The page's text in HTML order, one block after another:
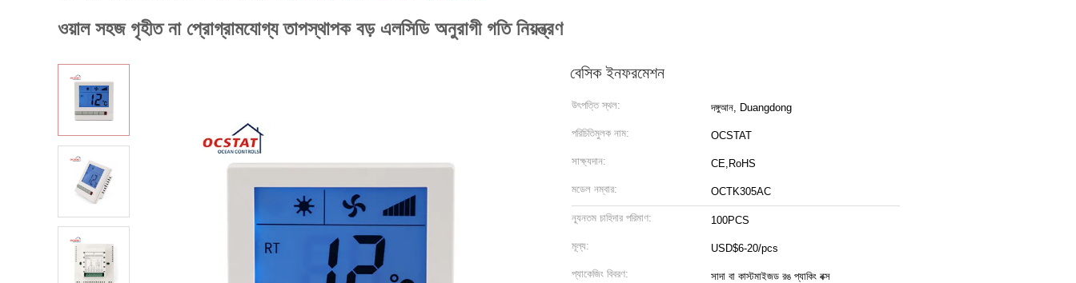
ওয়াল সহজ গৃহীত না প্রোগ্রামযোগ্য তাপস্থাপক বড় এলসিডি অনুরাগী গতি নিয়ন্ত্রণ
বেসিক ইনফরমেশন
উৎপত্তি স্থল: দঙ্গুআন, Duangdong
পরিচিতিমুলক নাম: OCSTAT
সাক্ষ্যদান: CE,RoHS
মডেল নম্বার: OCTK305AC
ন্যূনতম চাহিদার পরিমাণ: 100PCS
মূল্য: USD$6-20/pcs
প্যাকেজিং বিবরণ: সাদা বা কাস্টমাইজড রঙ প্যাকিং বক্স